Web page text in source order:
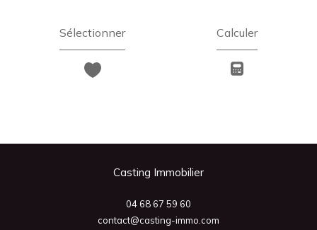
Sélectionner Calculer
Casting Immobilier
04 68 67 59 60
contact@casting-immo.com